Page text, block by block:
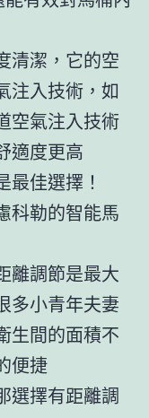
清潔，它的空
注入技術，如
空氣注入技術
適度更高
佳選擇！
科勒的智能馬
離調節是最大
多小青年夫妻
生間的面積不
便捷
選擇有距離調